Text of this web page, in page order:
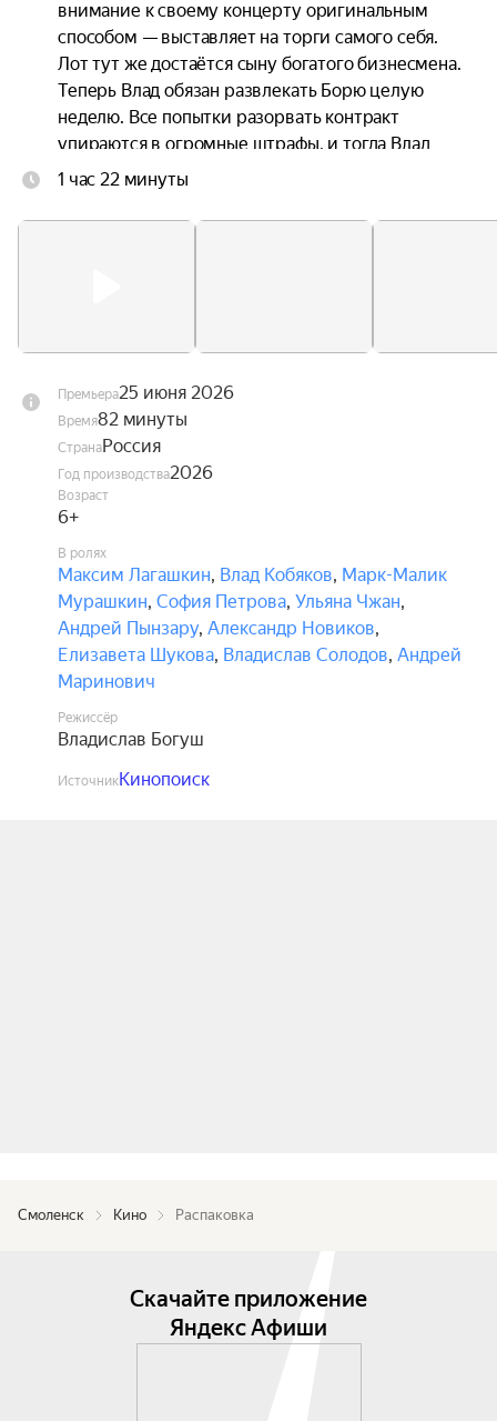
внимание к своему концерту оригинальным
способом — выставляет на торги самого себя.
Лот тут же достаётся сыну богатого бизнесмена.
Теперь Влад обязан развлекать Борю целую
неделю. Все попытки разорвать контракт
упираются в огромные штрафы, и тогда Влад
решает как следует разозлить Борю и сделать
устраивает ему всё новые и новые испытания.
1 час 22 минуты
Премьера25 июня 2026
Время82 минуты
СтранаРоссия
Год производства2026
Возраст
6+
В ролях
Максим Лагашкин, Влад Кобяков, Марк-Малик
Мурашкин, София Петрова, Ульяна Чжан,
Андрей Пынзару, Александр Новиков,
Елизавета Шукова, Владислав Солодов, Андрей
Маринович
Режиссёр
Владислав Богуш
ИсточникКинопоиск
Смоленск Кино Распаковка
Скачайте приложение
Яндекс Афиши